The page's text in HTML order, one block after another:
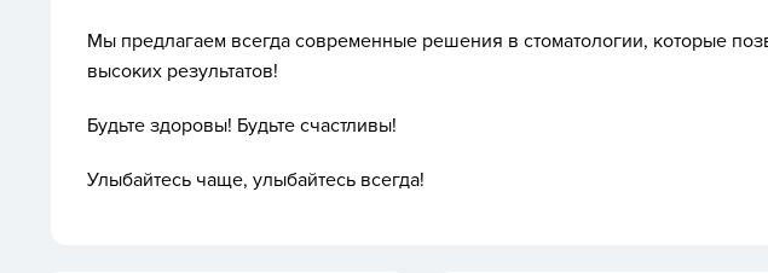
Мы предлагаем всегда современные решения в стоматологии, которые
высоких результатов!
Будьте здоровы! Будьте счастливы!
Улыбайтесь чаще, улыбайтесь всегда!